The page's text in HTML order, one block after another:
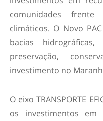
comunidades
climáticos. O Novo
bacias
preservação,
investimento no
O eixo TRANSPORTE
os investimentos em